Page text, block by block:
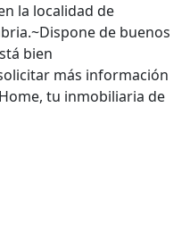
la localidad de
de buenos
bien
más información
tu inmobiliaria de